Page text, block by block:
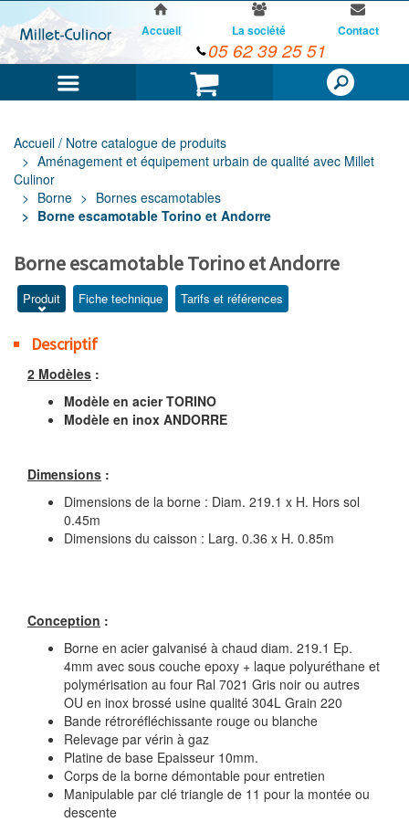
Panier
Accueil La société Contact
05 62 39 25 51
Accueil / Notre catalogue de produits
Aménagement et équipement urbain de qualité avec Millet
Culinor
Borne
Bornes escamotables
Borne escamotable Torino et Andorre
Borne escamotable Torino et Andorre
Produit Fiche technique Tarifs et références
Descriptif
2 Modèles :
Modèle en acier TORINO
Modèle en inox ANDORRE
Dimensions :
Dimensions de la borne : Diam. 219.1 x H. Hors sol
0.45m
Dimensions du caisson : Larg. 0.36 x H. 0.85m
Conception :
Borne en acier galvanisé à chaud diam. 219.1 Ep.
4mm avec sous couche epoxy + laque polyuréthane et
polymérisation au four Ral 7021 Gris noir ou autres
OU en inox brossé usine qualité 304L Grain 220
Bande rétroréfléchissante rouge ou blanche
Relevage par vérin à gaz
Platine de base Epaisseur 10mm.
Corps de la borne démontable pour entretien
Manipulable par clé triangle de 11 pour la montée ou
descente